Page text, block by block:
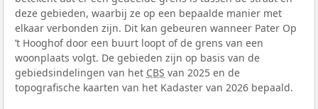
deze gebieden, waarbij ze op een bepaalde manier met
elkaar verbonden zijn. Dit kan gebeuren wanneer Pater Op
’t Hooghof door een buurt loopt of de grens van een
woonplaats volgt. De gebieden zijn op basis van de
gebiedsindelingen van het CBS van 2025 en de
topografische kaarten van het Kadaster van 2026 bepaald.